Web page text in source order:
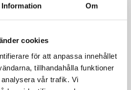
Information Om
cookies
för att anpassa innehållet
tillhandahålla funktioner
vår trafik. Vi